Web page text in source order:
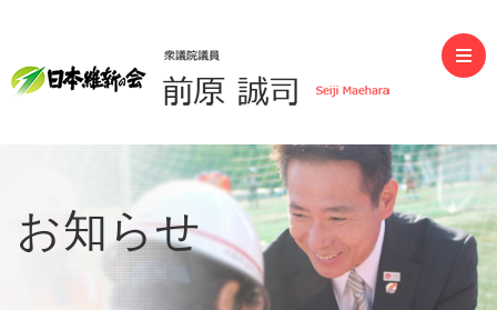
前原誠司（衆議院議員）
お知らせ